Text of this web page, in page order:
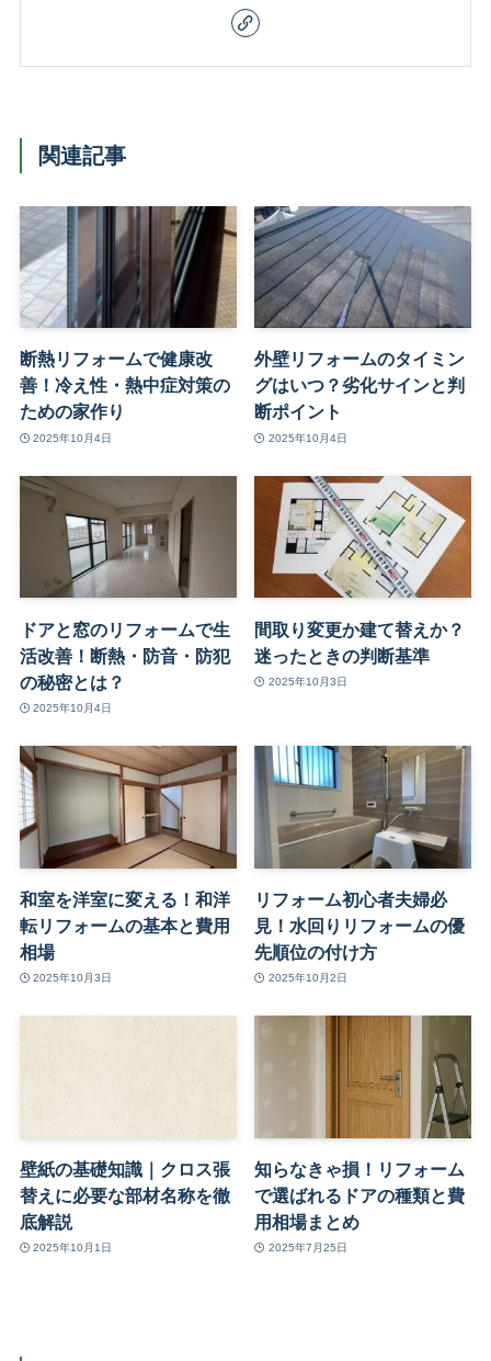
関連記事
断熱リフォームで健康改
善！冷え性・熱中症対策の
ための家作り
2025年10月4日
外壁リフォームのタイミン
グはいつ？劣化サインと判
断ポイント
2025年10月4日
ドアと窓のリフォームで生
活改善！断熱・防音・防犯
の秘密とは？
2025年10月4日
間取り変更か建て替えか？
迷ったときの判断基準
2025年10月3日
和室を洋室に変える！和洋
転リフォームの基本と費用
相場
2025年10月3日
リフォーム初心者夫婦必
見！水回りリフォームの優
先順位の付け方
2025年10月2日
壁紙の基礎知識｜クロス張
替えに必要な部材名称を徹
底解説
2025年10月1日
知らなきゃ損！リフォーム
で選ばれるドアの種類と費
用相場まとめ
2025年7月25日